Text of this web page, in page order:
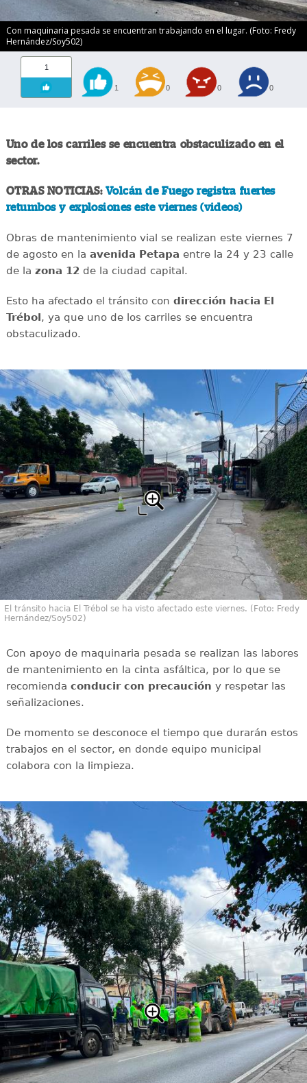
Con maquinaria pesada se encuentran trabajando en el lugar. (Foto: Fredy
Hernández/Soy502)
1
1 0 0 0
Uno de los carriles se encuentra obstaculizado en el
sector.
OTRAS NOTICIAS: Volcán de Fuego registra fuertes
retumbos y explosiones este viernes (videos)
Obras de mantenimiento vial se realizan este viernes 7
de agosto en la avenida Petapa entre la 24 y 23 calle
de la zona 12de la ciudad capital.
Esto ha afectado el tránsito con dirección hacia El
Trébol, ya que uno de los carriles se encuentra
obstaculizado.
El tránsito hacia El Trébol se ha visto afectado este viernes. (Foto: Fredy
Hernández/Soy502)
Con apoyo de maquinaria pesada se realizan las labores
de mantenimiento en la cinta asfáltica, por lo que se
recomienda conducir con precaución y respetar las
señalizaciones.
De momento se desconoce el tiempo que durarán estos
trabajos en el sector, en donde equipo municipal
colabora con la limpieza.